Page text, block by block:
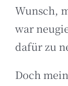
Wunsch,
war
dafür zu
Doch